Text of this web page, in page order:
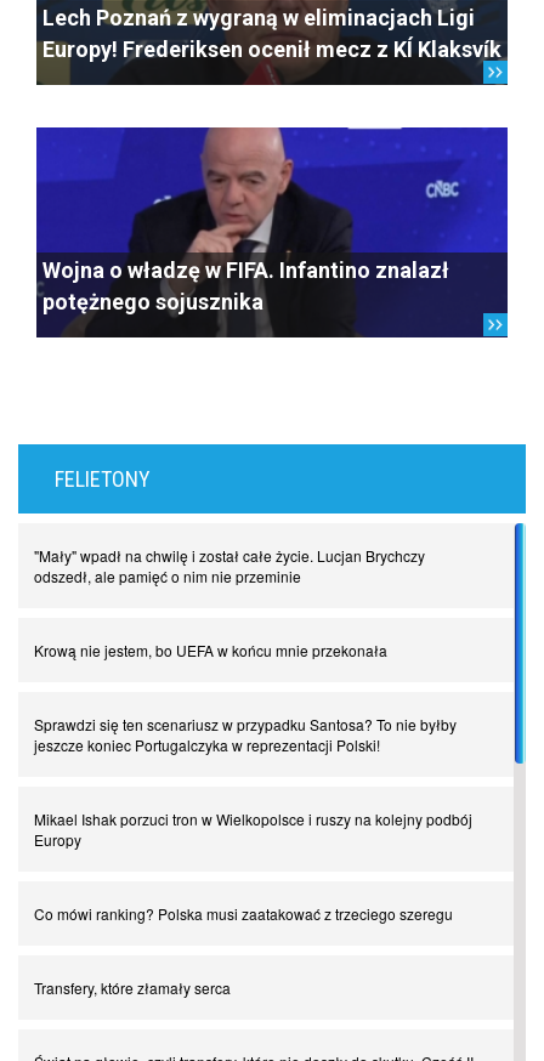
Lech Poznań z wygraną w eliminacjach Ligi
Europy! Frederiksen ocenił mecz z KÍ Klaksvík
Wojna o władzę w FIFA. Infantino znalazł
potężnego sojusznika
FELIETONY
"Mały" wpadł na chwilę i został całe życie. Lucjan Brychczy
odszedł, ale pamięć o nim nie przeminie
Krową nie jestem, bo UEFA w końcu mnie przekonała
Sprawdzi się ten scenariusz w przypadku Santosa? To nie byłby
jeszcze koniec Portugalczyka w reprezentacji Polski!
Mikael Ishak porzuci tron w Wielkopolsce i ruszy na kolejny podbój
Europy
Co mówi ranking? Polska musi zaatakować z trzeciego szeregu
Transfery, które złamały serca